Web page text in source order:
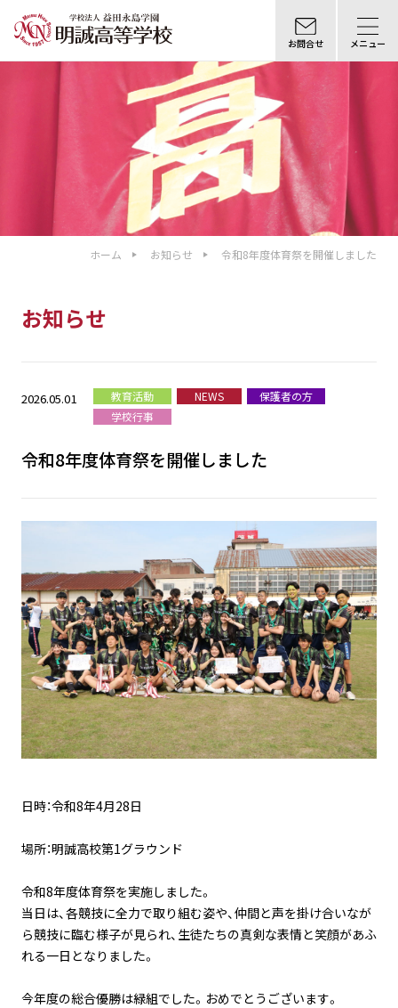
お問合せ メニュー
ホーム お知らせ 令和8年度体育祭を開催しました
お知らせ
2026.05.01 教育活動 NEWS
保護者の方
学校行事
令和8年度体育祭を開催しました
日時：令和8年4月28日
場所：明誠高校第1グラウンド
令和8年度体育祭を実施しました。
当日は、各競技に全力で取り組む姿や、仲間と声を掛け合いなが
ら競技に臨む様子が見られ、生徒たちの真剣な表情と笑顔があふ
れる一日となりました。
今年度の総合優勝は緑組でした。おめでとうございます。